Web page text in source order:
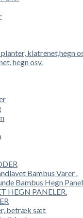
klatrenet,hegn
hegn osv.
Bambus Varer .
Bambus Hegn Panel
HEGN PANELER.
betræk sæt